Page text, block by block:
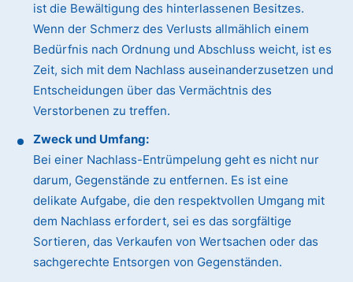
ist die Bewältigung des hinterlassenen Besitzes.
Wenn der Schmerz des Verlusts allmählich einem
Bedürfnis nach Ordnung und Abschluss weicht, ist es
Zeit, sich mit dem Nachlass auseinanderzusetzen und
Entscheidungen über das Vermächtnis des
Verstorbenen zu treffen.
Zweck und Umfang:
Bei einer Nachlass-Entrümpelung geht es nicht nur
darum, Gegenstände zu entfernen. Es ist eine
delikate Aufgabe, die den respektvollen Umgang mit
dem Nachlass erfordert, sei es das sorgfältige
Sortieren, das Verkaufen von Wertsachen oder das
sachgerechte Entsorgen von Gegenständen.